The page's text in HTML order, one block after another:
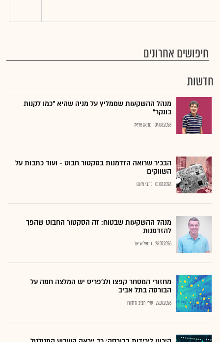
חיפושים אחרונים
חדשות
מנהל ההשקעות שממליץ על מניה שהיא "כמו לקנות
בונקר"
04.08.2026 נתנאל אריאל
הבכיר שרואה הזדמנות בסקטור חבוט - ועוד כתבות על
השווקים
01.08.2026 כתבי גלובס
מנהל ההשקעות שבטוח: זה הסקטור החבוט שהפך
להזדמנות
28.07.2026 נתנאל אריאל
מחזורי המסחר קפצו ולג'פריס יש המלצה חמה על
הבורסה בתל אביב
27.07.2026 שירי חביב-ולדהורן